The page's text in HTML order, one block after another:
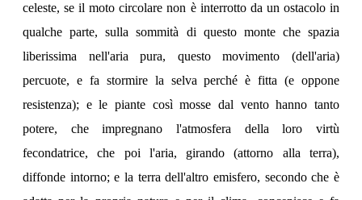
celeste, se il moto circolare non è interrotto da un ostacolo in
qualche parte, sulla sommità di questo monte che spazia
liberissima nell'aria pura, questo movimento (dell'aria)
percuote, e fa stormire la selva perché è fitta (e oppone
resistenza); e le piante così mosse dal vento hanno tanto
potere, che impregnano l'atmosfera della loro virtù
fecondatrice, che poi l'aria, girando (attorno alla terra),
diffonde intorno; e la terra dell'altro emisfero, secondo che è